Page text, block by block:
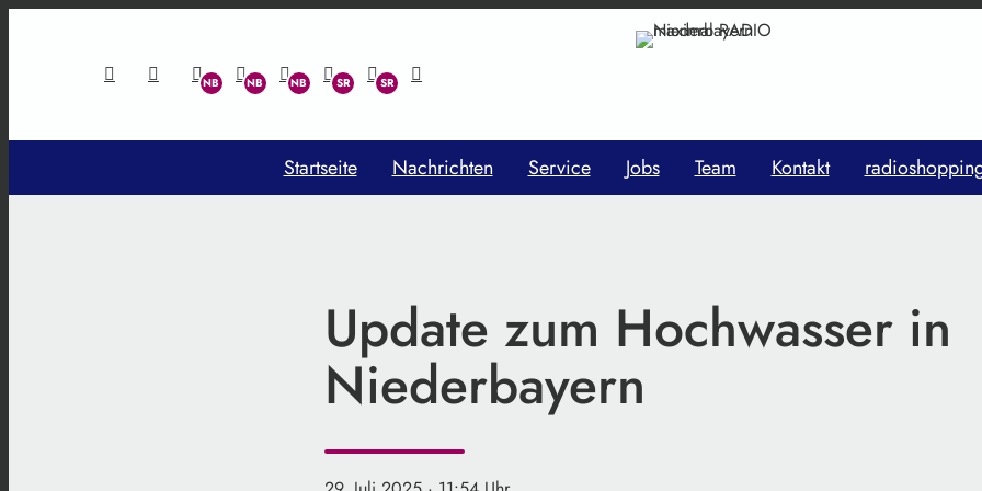
Startseite Nachrichten Service Jobs Team Kontakt
Update zum Hochwasser in
Niederbayern